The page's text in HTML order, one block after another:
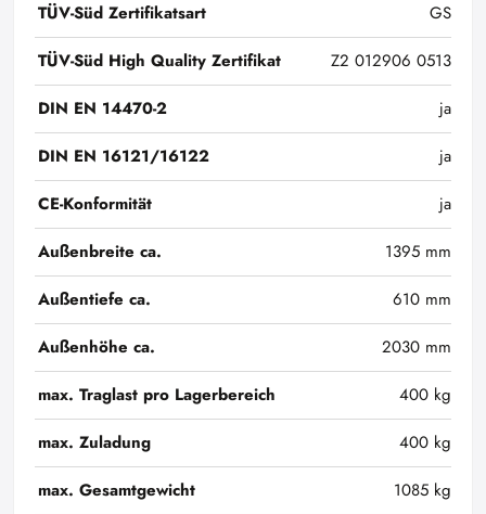
TÜV-Süd Zertifikatsart
GS
TÜV-Süd High Quality Zertifikat
Z2 012906 0513
DIN EN 14470-2
ja
DIN EN 16121/16122
ja
CE-Konformität
ja
Außenbreite ca.
1395 mm
Außentiefe ca.
610 mm
Außenhöhe ca.
2030 mm
max. Traglast pro Lagerbereich
400 kg
max. Zuladung
400 kg
max. Gesamtgewicht
1085 kg